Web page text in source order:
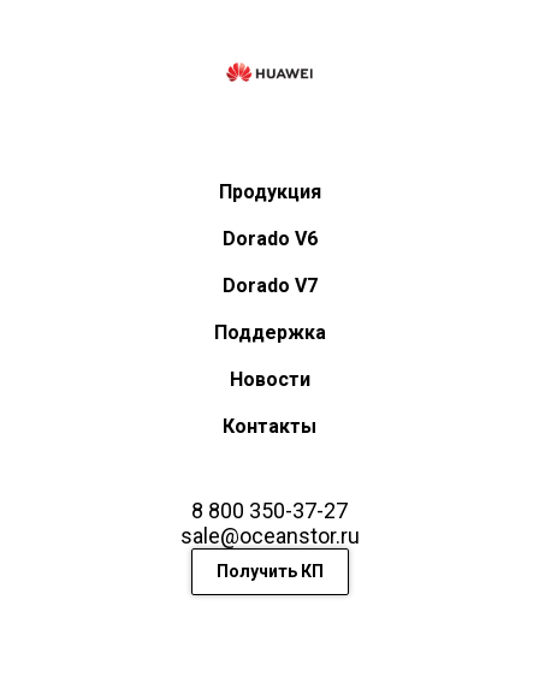
Продукция
Dorado V6
Dorado V7
Поддержка
Новости
Контакты
8 800 350-37-27
sale@oceanstor.ru
Получить КП